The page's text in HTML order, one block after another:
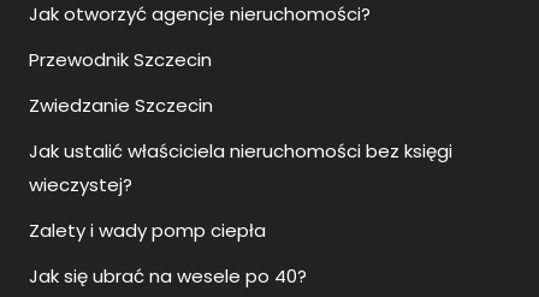
Jak otworzyć agencje nieruchomości?
Przewodnik Szczecin
Zwiedzanie Szczecin
Jak ustalić właściciela nieruchomości bez księgi
wieczystej?
Zalety i wady pomp ciepła
Jak się ubrać na wesele po 40?